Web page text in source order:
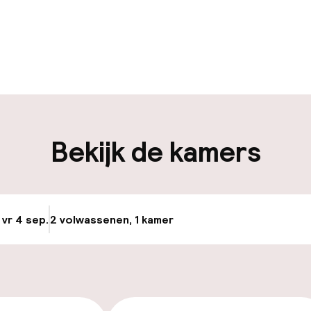
op eigen
op eigen
Openbaar
Bekijk de kamers
4 sep.2 volwassenen, 1 kamer